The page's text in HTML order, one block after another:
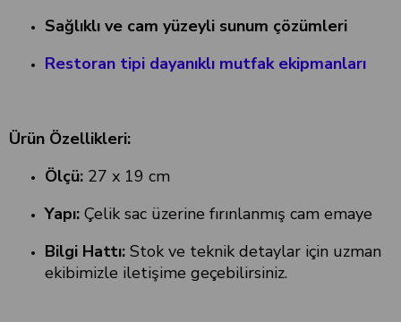
Sağlıklı ve cam yüzeyli sunum çözümleri
Restoran tipi dayanıklı mutfak ekipmanları
Ürün Özellikleri:
Ölçü: 27 x 19 cm
Yapı: Çelik sac üzerine fırınlanmış cam emaye
Bilgi Hattı: Stok ve teknik detaylar için uzman
ekibimizle iletişime geçebilirsiniz.